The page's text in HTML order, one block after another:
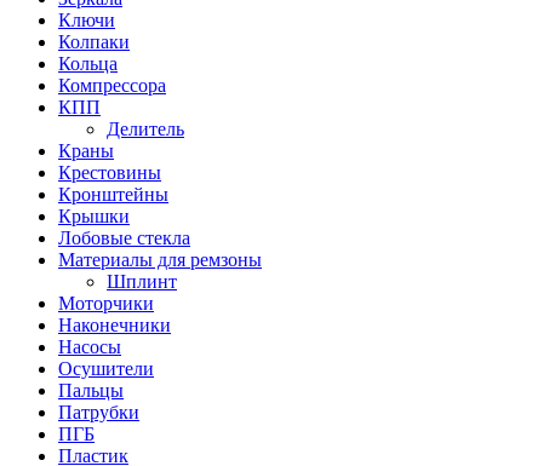
Ключи
Колпаки
Кольца
Компрессора
КПП
Делитель
Краны
Крестовины
Кронштейны
Крышки
Лобовые стекла
Материалы для ремзоны
Шплинт
Моторчики
Наконечники
Насосы
Осушители
Пальцы
Патрубки
ПГБ
Пластик